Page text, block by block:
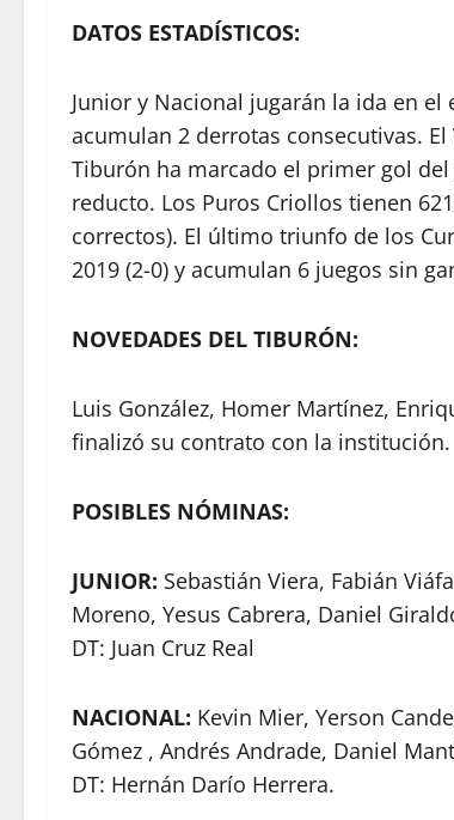
DATOS ESTADÍSTICOS:
Junior y Nacional jugarán la ida en
acumulan 2 derrotas consecutivas. El
Tiburón ha marcado el primer gol
reducto. Los Puros Criollos tienen
correctos). El último triunfo de los
2019 (2-0) y acumulan 6 juegos sin
NOVEDADES DEL TIBURÓN:
Luis González, Homer Martínez,
finalizó su contrato con la institución.
POSIBLES NÓMINAS:
JUNIOR: Sebastián Viera, Fabián
Moreno, Yesus Cabrera, Daniel
DT: Juan Cruz Real
NACIONAL: Kevin Mier, Yerson
Gómez , Andrés Andrade, Daniel
DT: Hernán Darío Herrera.